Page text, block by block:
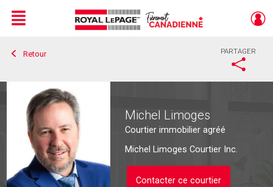
Live
En Direct
Menu
Retour PARTAGER
Michel Limoges
Courtier immobilier agréé
Michel Limoges Courtier Inc.
Contacter ce courtier